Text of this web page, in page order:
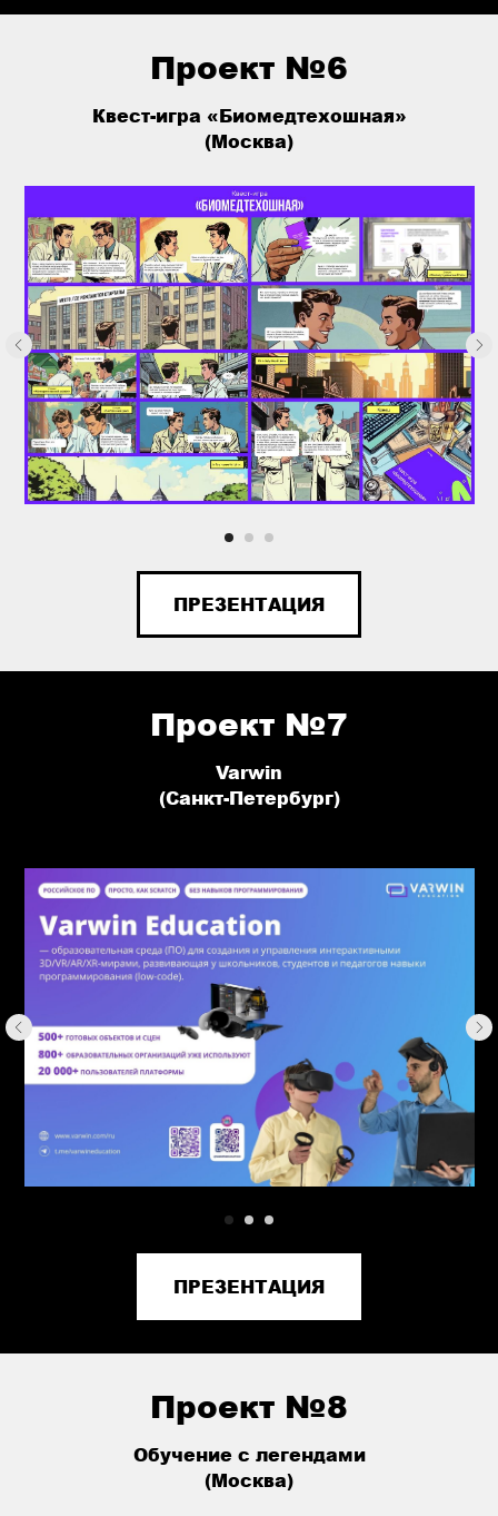
Проект №6
Квест-игра «Биомедтехошная»
(Москва)
ПРЕЗЕНТАЦИЯ
Проект №7
Varwin
(Санкт-Петербург)
ПРЕЗЕНТАЦИЯ
Проект №8
Обучение с легендами
(Москва)